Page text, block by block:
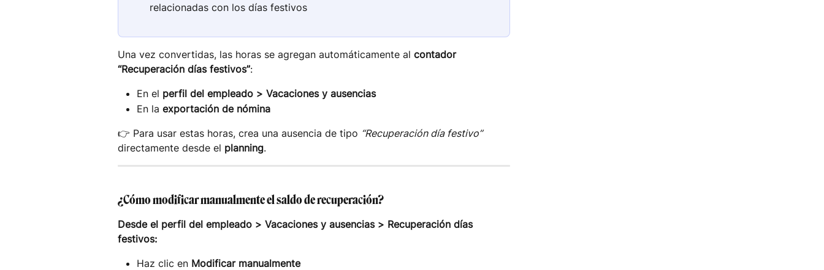
relacionadas con los días festivos
Una vez convertidas, las horas se agregan automáticamente al contador
“Recuperación días festivos”:
En el perfil del empleado > Vacaciones y ausencias
En la exportación de nómina
👉 Para usar estas horas, crea una ausencia de tipo “Recuperación día festivo”
directamente desde el planning.
¿Cómo modificar manualmente el saldo de recuperación?
Desde el perfil del empleado > Vacaciones y ausencias > Recuperación días
festivos:
Haz clic en Modificar manualmente